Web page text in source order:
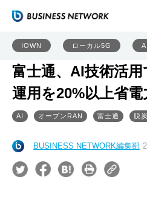
IOWN ローカル5G AI
富士通、AI技術活
運用を20%以上省電
AI オープンRAN 富士通 脱
BUSINESS NETWORK編集部